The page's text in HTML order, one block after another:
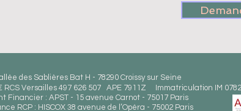
des Sablières Bat H - 78290 Croissy sur Seine
RCS Versailles 497 626 507 APE 7911Z Immatriculation IM
Financier : APST - 15 avenue Carnot - 75017 Paris
RCP : HISCOX 38 avenue de l’Opéra - 75002 Paris